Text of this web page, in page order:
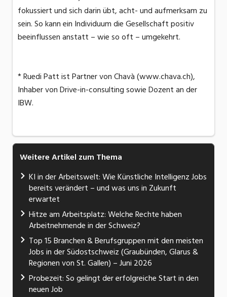
fokussiert und sich darin übt, acht- und aufmerksam zu
sein. So kann ein Individuum die Gesellschaft positiv
beeinflussen anstatt – wie so oft – umgekehrt.
* Ruedi Patt ist Partner von Chavà (www.chava.ch),
Inhaber von Drive-in-consulting sowie Dozent an der
IBW.
Weitere Artikel zum Thema
KI in der Arbeitswelt: Wie Künstliche Intelligenz Jobs
bereits verändert – und was uns in Zukunft
erwartet
Hitze am Arbeitsplatz: Welche Rechte haben
Arbeitnehmende in der Schweiz?
Top 15 Branchen & Berufsgruppen mit den meisten
Jobs in der Südostschweiz (Graubünden, Glarus &
Regionen von St. Gallen) – Juni 2026
Probezeit: So gelingt der erfolgreiche Start in den
neuen Job